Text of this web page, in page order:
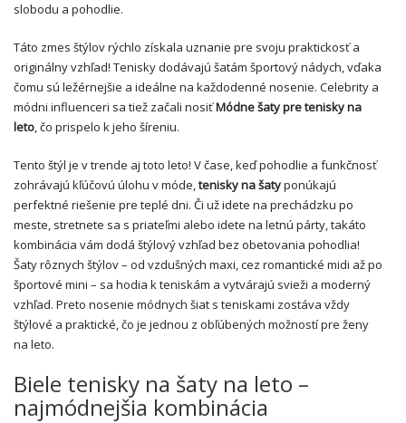
slobodu a pohodlie.
Táto zmes štýlov rýchlo získala uznanie pre svoju praktickosť a
originálny vzhľad! Tenisky dodávajú šatám športový nádych, vďaka
čomu sú ležérnejšie a ideálne na každodenné nosenie. Celebrity a
módni influenceri sa tiež začali nosiťMódne šaty pre tenisky na
leto, čo prispelo k jeho šíreniu.
Tento štýl je v trende aj toto leto! V čase, keď pohodlie a funkčnosť
zohrávajú kľúčovú úlohu v móde,tenisky na šatyponúkajú
perfektné riešenie pre teplé dni. Či už idete na prechádzku po
meste, stretnete sa s priateľmi alebo idete na letnú párty, takáto
kombinácia vám dodá štýlový vzhľad bez obetovania pohodlia!
Šaty rôznych štýlov – od vzdušných maxi, cez romantické midi až po
športové mini – sa hodia k teniskám a vytvárajú svieži a moderný
vzhľad. Preto nosenie módnych šiat s teniskami zostáva vždy
štýlové a praktické, čo je jednou z obľúbených možností pre ženy
na leto.
Biele tenisky na šaty na leto –
najmódnejšia kombinácia